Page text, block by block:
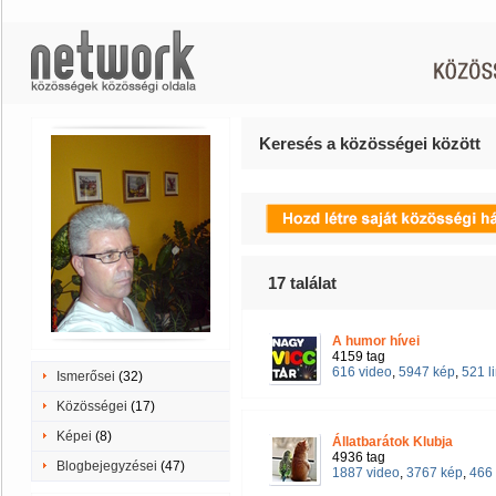
Ismerősei (32)
Közösségei (17)
Képei (8)
Blogbejegyzései (47)
Keresés a közösségei között
17 találat
A humor hívei
4159 tag
616 video, 5947 kép, 521
Állatbarátok Klubja
4936 tag
1887 video, 3767 kép, 466